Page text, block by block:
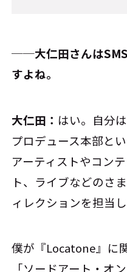
──大仁田さんは
すよね。
大仁田： はい。自分
プロデュース本部と
アーティストやコン
ト、ライブなどのさ
ィレクションを担当し
僕が『Locatone』に
「ソードアート・オ